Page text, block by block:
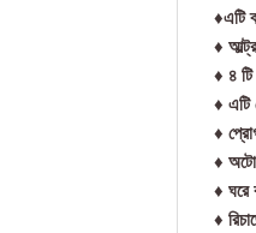
♦️এটি
♦️
♦️ ৪
♦️ এটি
♦️
♦️
♦️ ঘরে
♦️